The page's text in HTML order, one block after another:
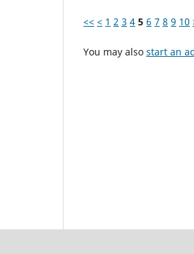
<< < 1 2 3 4 5 6 7 8 9 10
You may also start an